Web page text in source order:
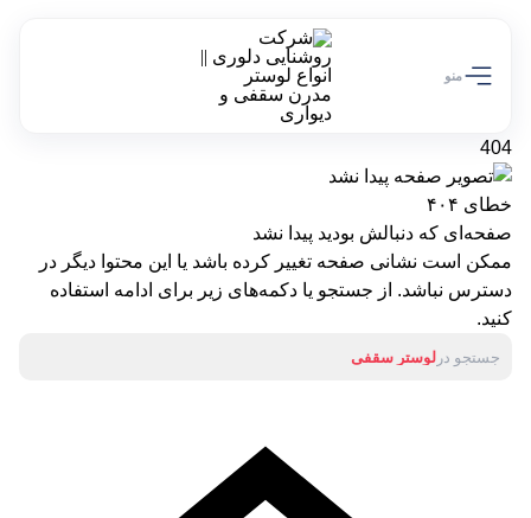
منو
404
خطای ۴۰۴
صفحه‌ای که دنبالش بودید پیدا نشد
ممکن است نشانی صفحه تغییر کرده باشد یا این محتوا دیگر در
دسترس نباشد. از جستجو یا دکمه‌های زیر برای ادامه استفاده
کنید.
جستجو در لوستر سقفی